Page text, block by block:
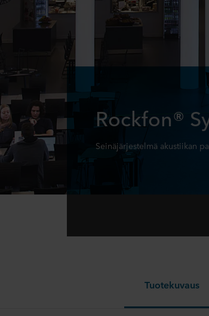
Rockfon®
Seinäjärjestelmä akustiikan
Tuotekuvaus